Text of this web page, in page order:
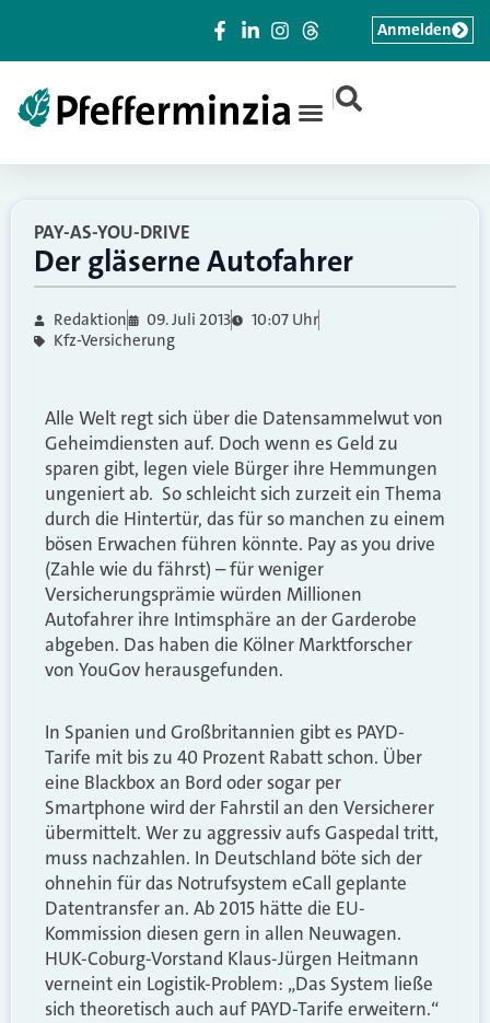
|
Anmelden
PAY-AS-YOU-DRIVE
Der gläserne Autofahrer
Redaktion 09. Juli 2013
10:07 Uhr
Kfz-Versicherung
Alle Welt regt sich über die Datensammelwut von
Geheimdiensten auf. Doch wenn es Geld zu
sparen gibt, legen viele Bürger ihre Hemmungen
ungeniert ab. So schleicht sich zurzeit ein Thema
durch die Hintertür, das für so manchen zu einem
bösen Erwachen führen könnte. Pay as you drive
(Zahle wie du fährst) – für weniger
Versicherungsprämie würden Millionen
Autofahrer ihre Intimsphäre an der Garderobe
abgeben. Das haben die Kölner Marktforscher
von YouGov herausgefunden.
In Spanien und Großbritannien gibt es PAYD-
Tarife mit bis zu 40 Prozent Rabatt schon. Über
eine Blackbox an Bord oder sogar per
Smartphone wird der Fahrstil an den Versicherer
übermittelt. Wer zu aggressiv aufs Gaspedal tritt,
muss nachzahlen. In Deutschland böte sich der
ohnehin für das Notrufsystem eCall geplante
Datentransfer an. Ab 2015 hätte die EU-
Kommission diesen gern in allen Neuwagen.
HUK-Coburg-Vorstand Klaus-Jürgen Heitmann
verneint ein Logistik-Problem: „Das System ließe
sich theoretisch auch auf PAYD-Tarife erweitern.“